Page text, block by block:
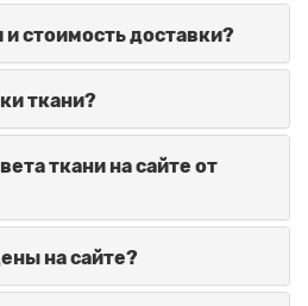
и стоимость доставки?
ткани?
ткани на сайте от
на сайте?